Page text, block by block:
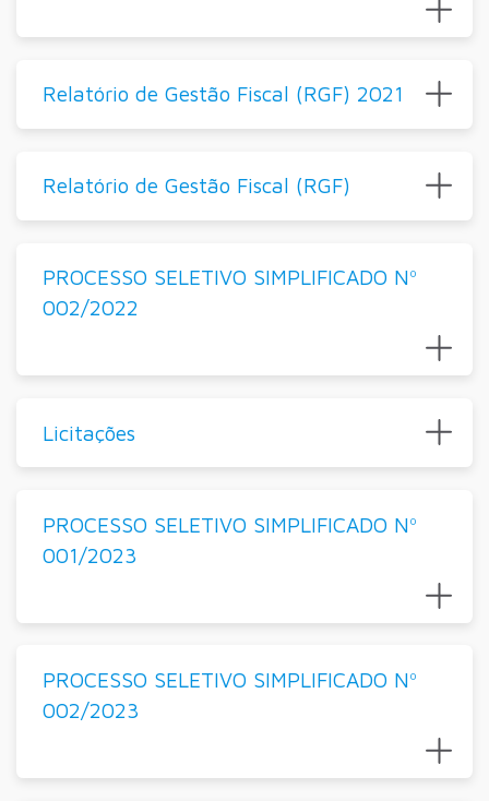
Relatório de Gestão Fiscal (RGF) 2021
Relatório de Gestão Fiscal (RGF)
PROCESSO SELETIVO SIMPLIFICADO Nº
002/2022
Licitações
PROCESSO SELETIVO SIMPLIFICADO Nº
001/2023
PROCESSO SELETIVO SIMPLIFICADO Nº
002/2023